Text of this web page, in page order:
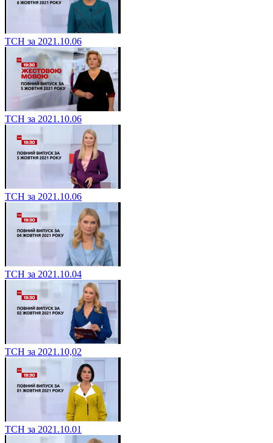
ТСН за 2021.10.06
ТСН за 2021.10.06
ТСН за 2021.10.06
ТСН за 2021.10.04
ТСН за 2021.10,02
ТСН за 2021.10.01